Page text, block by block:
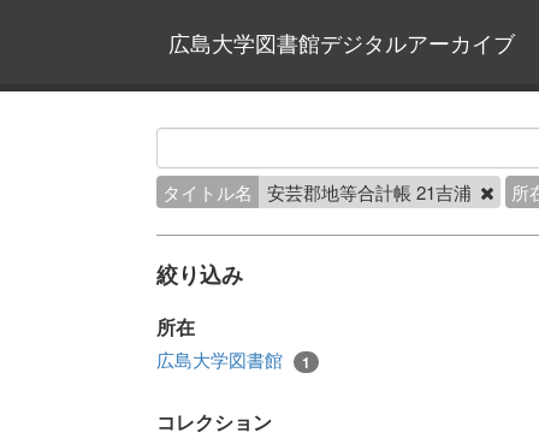
広島大学図書館デジタルアーカイブ
タイトル名 安芸郡地等合計帳 21吉浦 所
絞り込み
所在
広島大学図書館 1
コレクション